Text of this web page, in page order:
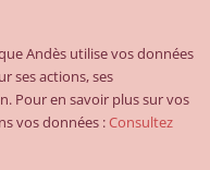
Andès utilise vos données
ses actions, ses
Pour en savoir plus sur vos
vos données :Consultez